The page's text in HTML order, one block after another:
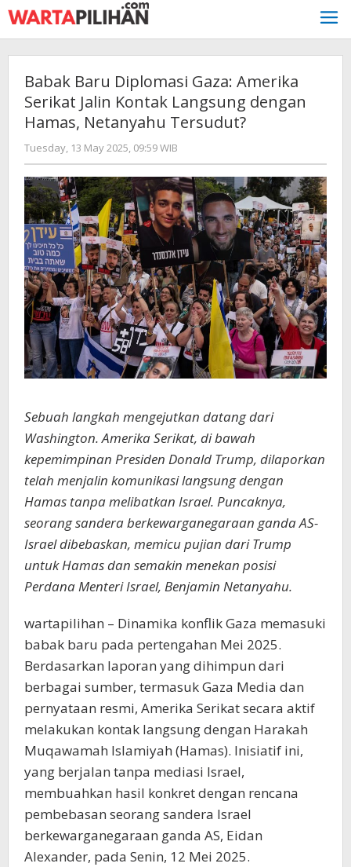
Skip
to
content
Babak Baru Diplomasi Gaza: Amerika
Serikat Jalin Kontak Langsung dengan
Hamas, Netanyahu Tersudut?
Tuesday, 13 May 2025, 09:59 WIB
Kusnadi
Kusnadi
Sebuah langkah mengejutkan datang dari
Washington. Amerika Serikat, di bawah
kepemimpinan Presiden Donald Trump, dilaporkan
telah menjalin komunikasi langsung dengan
Hamas tanpa melibatkan Israel. Puncaknya,
seorang sandera berkewarganegaraan ganda AS-
Israel dibebaskan, memicu pujian dari Trump
untuk Hamas dan semakin menekan posisi
Perdana Menteri Israel, Benjamin Netanyahu.
wartapilihan – Dinamika konflik Gaza memasuki
babak baru pada pertengahan Mei 2025.
Berdasarkan laporan yang dihimpun dari
berbagai sumber, termasuk Gaza Media dan
pernyataan resmi, Amerika Serikat secara aktif
melakukan kontak langsung dengan Harakah
Muqawamah Islamiyah (Hamas). Inisiatif ini,
yang berjalan tanpa mediasi Israel,
membuahkan hasil konkret dengan rencana
pembebasan seorang sandera Israel
berkewarganegaraan ganda AS, Eidan
Alexander, pada Senin, 12 Mei 2025.